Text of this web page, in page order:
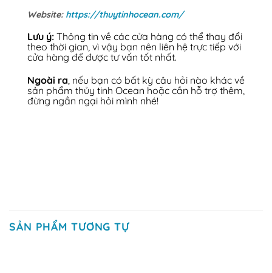
Website: https://thuytinhocean.com/
Lưu ý: Thông tin về các cửa hàng có thể thay đổi
theo thời gian, vì vậy bạn nên liên hệ trực tiếp với
cửa hàng để được tư vấn tốt nhất.
Ngoài ra, nếu bạn có bất kỳ câu hỏi nào khác về
sản phẩm thủy tinh Ocean hoặc cần hỗ trợ thêm,
đừng ngần ngại hỏi mình nhé!
SẢN PHẨM TƯƠNG TỰ